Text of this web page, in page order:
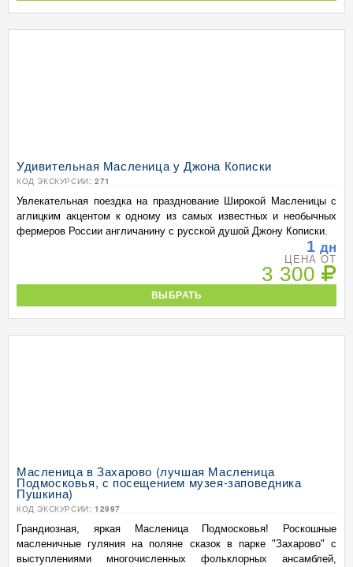
Удивительная Масленица у Джона Кописки
КОД ЭКСКУРСИИ: 271
Увлекательная поездка на празднование Широкой Масленицы с
аглицким акцентом к одному из самых известных и необычных
фермеров России англичанину с русской душой Джону Кописки.
1 дн
ЦЕНА ОТ
3 300
ВЫБРАТЬ
Масленица в Захарово (лучшая Масленица
Подмосковья, с посещением музея-заповедника
Пушкина)
КОД ЭКСКУРСИИ: 12997
Грандиозная, яркая Масленица Подмосковья! Роскошные
масленичные гуляния на поляне сказок в парке "Захарово" с
выступлениями многочисленных фольклорных ансамблей,